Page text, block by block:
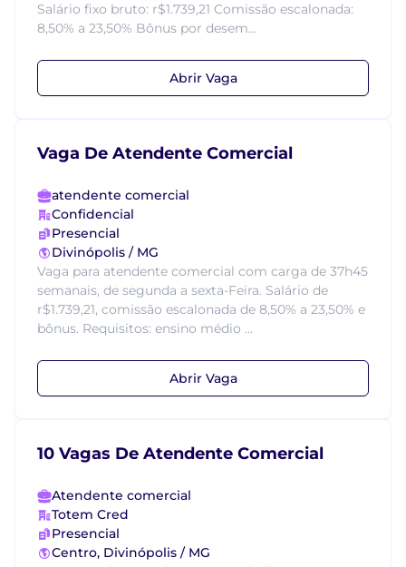
Salário fixo bruto: r$1.739,21 Comissão escalonada:
8,50% a 23,50% Bônus por desem...
Abrir Vaga
Vaga De Atendente Comercial
atendente comercial
Confidencial
Presencial
Divinópolis / MG
Vaga para atendente comercial com carga de 37h45
semanais, de segunda a sexta-Feira. Salário de
r$1.739,21, comissão escalonada de 8,50% a 23,50% e
bônus. Requisitos: ensino médio ...
Abrir Vaga
10 Vagas De Atendente Comercial
Atendente comercial
Totem Cred
Presencial
Centro, Divinópolis / MG